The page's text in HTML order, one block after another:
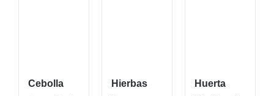
Cebolla
Hierbas
Huerta